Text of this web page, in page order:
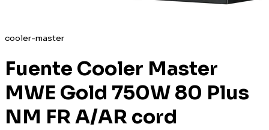
cooler-master
Fuente Cooler Master
MWE Gold 750W 80 Plus
NM FR A/AR cord